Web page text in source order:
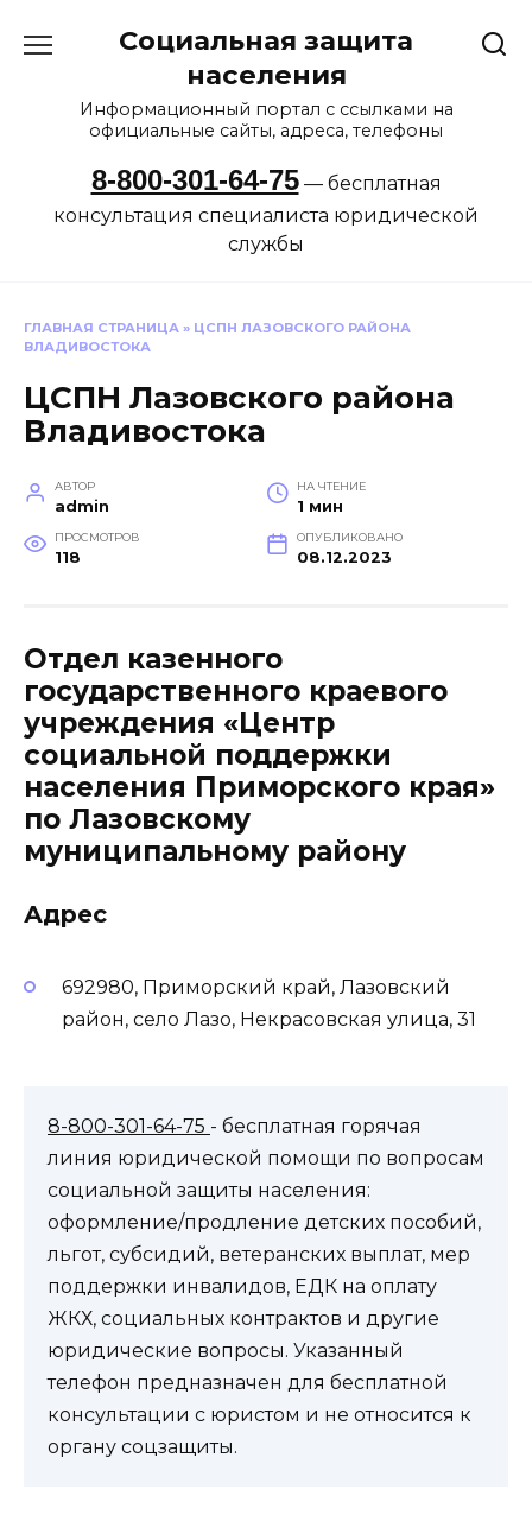
Социальная защита
населения
Информационный портал с ссылками на
официальные сайты, адреса, телефоны
8-800-301-64-75— бесплатная
консультация специалиста юридической
службы
ГЛАВНАЯ СТРАНИЦА » ЦСПН ЛАЗОВСКОГО РАЙОНА
ВЛАДИВОСТОКА
ЦСПН Лазовского района
Владивостока
АВТОР
admin
НА ЧТЕНИЕ
1 мин
ПРОСМОТРОВ
118
ОПУБЛИКОВАНО
08.12.2023
Отдел казенного
государственного краевого
учреждения «Центр
социальной поддержки
населения Приморского края»
по Лазовскому
муниципальному району
Адрес
692980, Приморский край, Лазовский
район, село Лазо, Некрасовская улица, 31
8-800-301-64-75 - бесплатная горячая
линия юридической помощи по вопросам
социальной защиты населения:
оформление/продление детских пособий,
льгот, субсидий, ветеранских выплат, мер
поддержки инвалидов, ЕДК на оплату
ЖКХ, социальных контрактов и другие
юридические вопросы. Указанный
телефон предназначен для бесплатной
консультации с юристом и не относится к
органу соцзащиты.